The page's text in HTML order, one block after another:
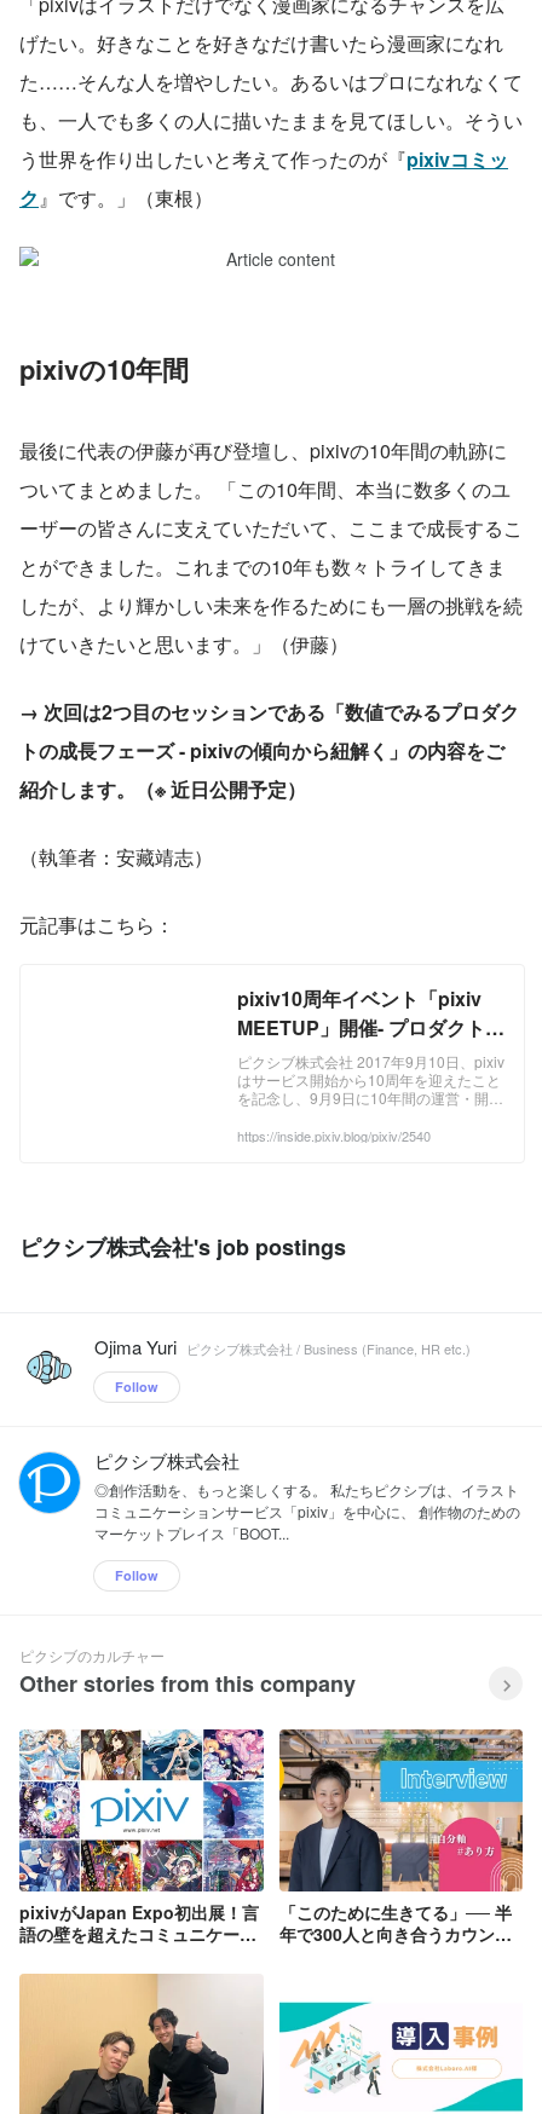
げたい。好きなことを好きなだけ書いたら漫画家になれ
た……そんな人を増やしたい。あるいはプロになれなくて
も、一人でも多くの人に描いたままを見てほしい。そうい
う世界を作り出したいと考えて作ったのが『pixivコミッ
ク』です。」（東根）
pixivの10年間
最後に代表の伊藤が再び登壇し、pixivの10年間の軌跡に
ついてまとめました。 「この10年間、本当に数多くのユ
ーザーの皆さんに支えていただいて、ここまで成長するこ
とができました。これまでの10年も数々トライしてきま
したが、より輝かしい未来を作るためにも一層の挑戦を続
けていきたいと思います。」（伊藤）
→ 次回は2つ目のセッションである「数値でみるプロダク
トの成長フェーズ - pixivの傾向から紐解く」の内容をご
紹介します。（※ 近日公開予定）
（執筆者：安藏靖志）
元記事はこちら：
pixiv10周年イベント「pixiv
MEETUP」開催- プロダクトの
変遷と進化の歴史- - pixiv
inside
ピクシブ株式会社 2017年9月10日、pixiv
はサービス開始から10周年を迎えたこと
を記念し、9月9日に10年間の運営・開発
MEETUP -10th Anniversary- 」を開催し
https://inside.pixiv.blog/pixiv/2540
ピクシブ株式会社's job postings
Ojima Yuri ピクシブ株式会社 / Business (Finance, HR etc.)
Follow
ピクシブ株式会社
◎創作活動を、もっと楽しくする。 私たちピクシブは、イラスト
コミュニケーションサービス「pixiv」を中心に、 創作物のための
マーケットプレイス「BOOT...
Follow
ピクシブのカルチャー
Other stories from this company
pixivがJapan Expo初出展！言
語の壁を超えたコミュニケーシ
「このために生きてる」── 半
年で300人と向き合うカウンセ